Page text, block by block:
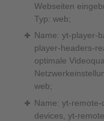
Webseiten
Typ: web;
Name: yt-player-
player-headers-
optimale
web;
Name: yt-
devices, yt-